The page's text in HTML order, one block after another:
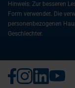
Hinweis: Zur besseren
Form verwendet. Die
personenbezogenen
Geschlechter.